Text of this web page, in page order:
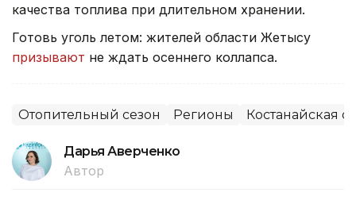
качества топлива при длительном хранении.
Готовь уголь летом: жителей области Жетысу
призывают не ждать осеннего коллапса.
Отопительный сезон Регионы Костанайская
Дарья Аверченко
Автор